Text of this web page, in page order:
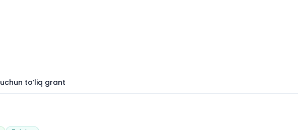
to‘liq grant